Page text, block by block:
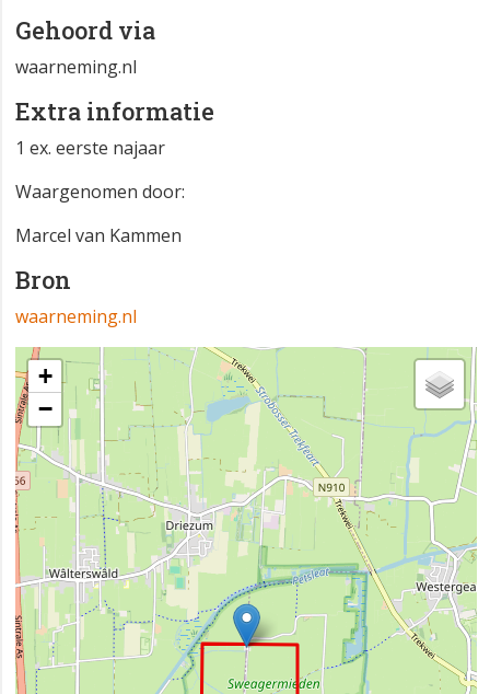
Gehoord via
waarneming.nl
Extra informatie
1 ex. eerste najaar
Waargenomen door:
Marcel van Kammen
Bron
waarneming.nl
+
−